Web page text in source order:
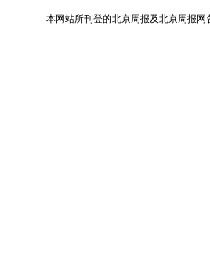
本网站所刊登的北京周报及北京周报